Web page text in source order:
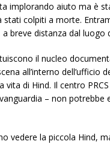
implorando aiuto ma è
colpiti a morte.
breve distanza dal luogo
il nucleo
all’interno dell’ufficio
vita di Hind. Il centro
– non
vedere la piccola Hind,